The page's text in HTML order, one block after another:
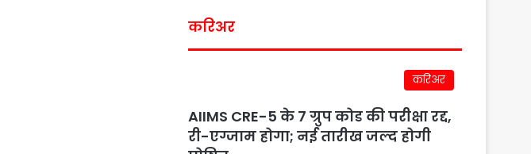
करिअर
करिअर
AIIMS CRE-5 के 7 ग्रुप कोड की परीक्षा रद्द,
री-एग्जाम होगा; नई तारीख जल्द होगी